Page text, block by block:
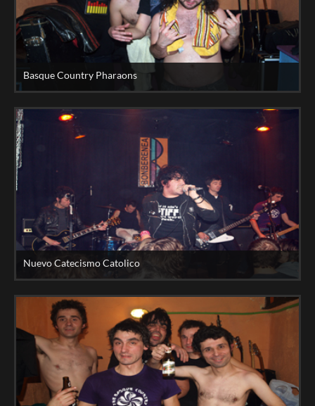
Basque Country Pharaons
Nuevo Catecismo Catolico